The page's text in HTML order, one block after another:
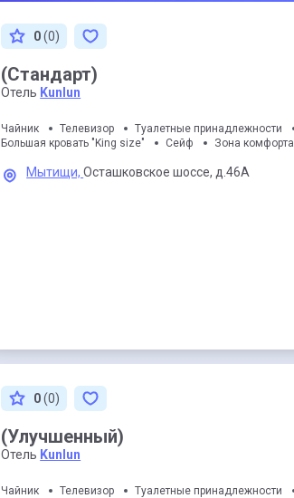
0(0)
(Стандарт)
Отель Kunlun
Чайник Телевизор Туалетные принадлежности
Большая кровать "King size"
Сейф Зона комфорта
Мытищи,Осташковское шоссе, д.46А
0(0)
(Улучшенный)
Отель Kunlun
Чайник Телевизор Туалетные принадлежности